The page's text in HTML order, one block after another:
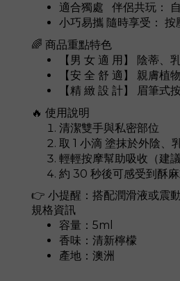
適合獨處 伴侶共玩：
小巧易攜 隨時享受： 按
🌈 商品重點特色
【男 女 適 用】 陰蒂、
【安 全 舒 適】 親膚植
【精 緻 設 計】 眉筆式
🔥 使用說明
清潔雙手與私密部位
取 1 小滴 塗抹於外陰、
輕輕按摩幫助吸收（建
約 30 秒後可感受到酥
👉 小提醒：搭配潤滑液或震
規格資訊
容量：5ml
香味：清新檸檬
產地：澳洲